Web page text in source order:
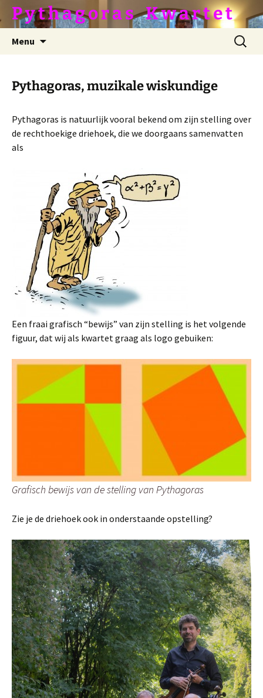
naarP y t h a g o r a s ­­­ ­ ­ K w a r t e t
Menu
Zoeken
naar:
Pythagoras, muzikale wiskundige
Pythagoras is natuurlijk vooral bekend om zijn stelling over
de rechthoekige driehoek, die we doorgaans samenvatten
als
Een fraai grafisch “bewijs” van zijn stelling is het volgende
figuur, dat wij als kwartet graag als logo gebuiken:
Grafisch bewijs van de stelling van Pythagoras
Zie je de driehoek ook in onderstaande opstelling?